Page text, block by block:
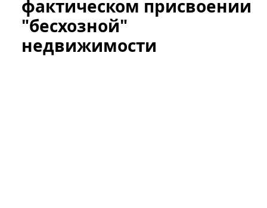
фактическом присвоении
"бесхозной"
недвижимости